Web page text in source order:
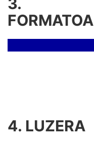
FORMATOA
4. LUZERA